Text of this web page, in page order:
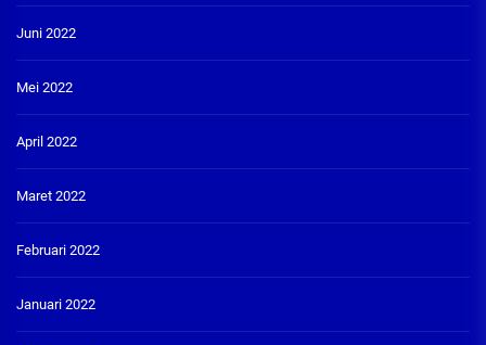
Juni 2022
Mei 2022
April 2022
Maret 2022
Februari 2022
Januari 2022